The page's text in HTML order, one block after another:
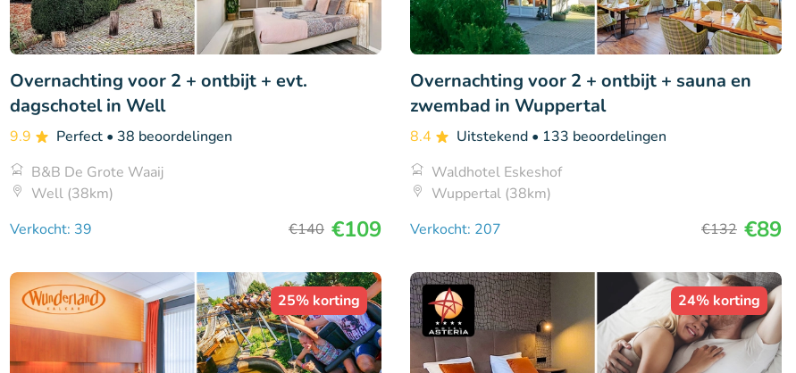
Overnachting voor 2 + ontbijt + evt.
dagschotel in Well
9.9 Perfect • 38 beoordelingen
B&B De Grote Waaij
Well (38km)
Verkocht: 39
€140 €109
Overnachting voor 2 + ontbijt + sauna en
zwembad in Wuppertal
8.4 Uitstekend • 133 beoordelingen
Waldhotel Eskeshof
Wuppertal (38km)
Verkocht: 207
€132 €89
25% korting 24% korting